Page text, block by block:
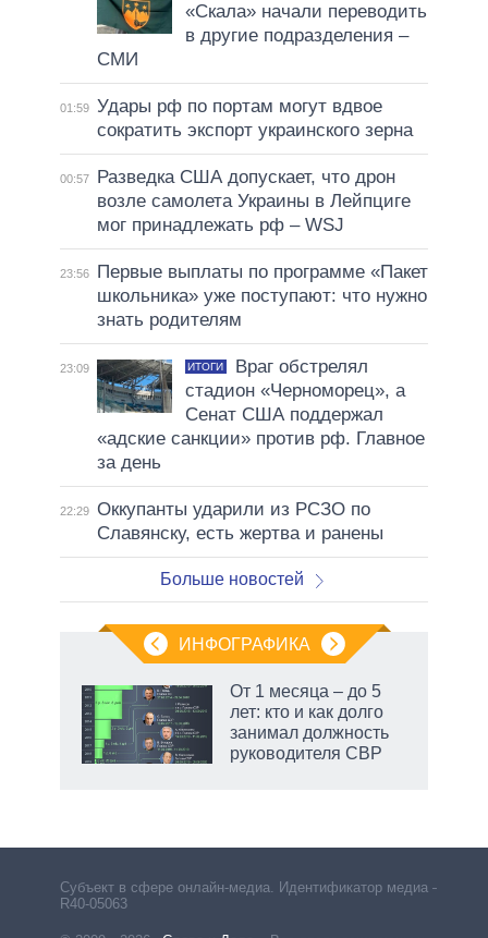
«Скала» начали переводить
в другие подразделения –
СМИ
01:59 Удары рф по портам могут вдвое
сократить экспорт украинского зерна
00:57
Разведка США допускает, что дрон
возле самолета Украины в Лейпциге
мог принадлежать рф – WSJ
23:56
Первые выплаты по программе «Пакет
школьника» уже поступают: что нужно
знать родителям
23:09 ИТОГИ
Враг обстрелял
стадион «Черноморец», а
Сенат США поддержал
«адские санкции» против рф. Главное
за день
22:29 Оккупанты ударили из РСЗО по
Славянску, есть жертва и ранены
Больше новостей
ИНФОГРАФИКА
От 1 месяца – до 5
лет: кто и как долго
занимал должность
руководителя СВР
Субъект в сфере онлайн-медиа. Идентификатор медиа –
R40-05063